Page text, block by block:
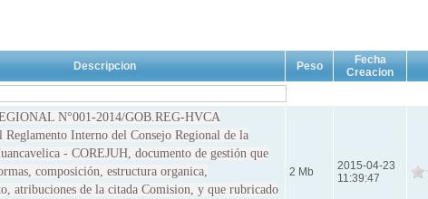
Descripcion Peso
Fecha
Creacion
N°001-2014/GOB.REG-HVCA
Reglamento Interno del Consejo Regional de la
- COREJUH, documento de gestión que
composición, estructura organica,
atribuciones de la citada Comision, y que rubricado
2 Mb
2015-04-23
11:39:47